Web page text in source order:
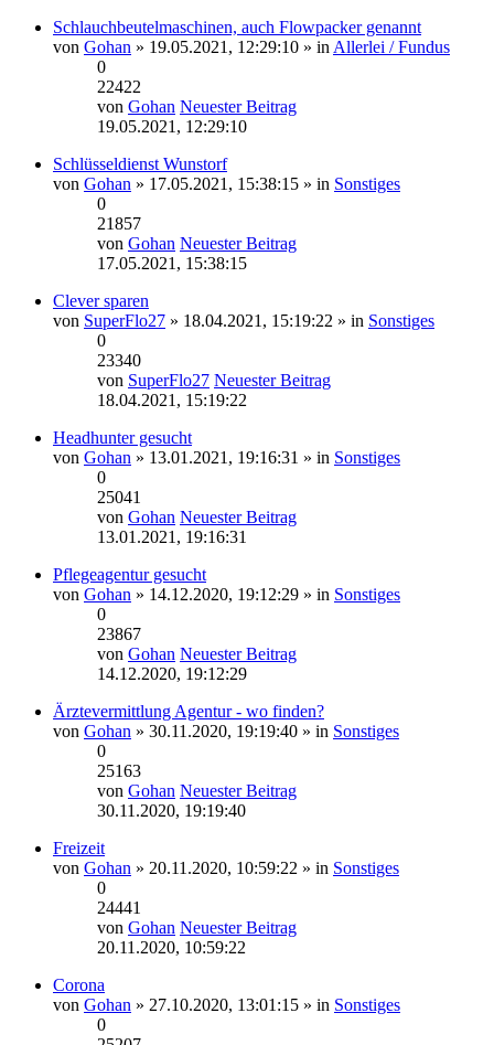
Schlauchbeutelmaschinen, auch Flowpacker genannt
von Gohan » 19.05.2021, 12:29:10 » in Allerlei / Fundus
0
22422
von Gohan Neuester Beitrag
19.05.2021, 12:29:10
Schlüsseldienst Wunstorf
von Gohan » 17.05.2021, 15:38:15 » in Sonstiges
0
21857
von Gohan Neuester Beitrag
17.05.2021, 15:38:15
Clever sparen
von SuperFlo27 » 18.04.2021, 15:19:22 » in Sonstiges
0
23340
von SuperFlo27 Neuester Beitrag
18.04.2021, 15:19:22
Headhunter gesucht
von Gohan » 13.01.2021, 19:16:31 » in Sonstiges
0
25041
von Gohan Neuester Beitrag
13.01.2021, 19:16:31
Pflegeagentur gesucht
von Gohan » 14.12.2020, 19:12:29 » in Sonstiges
0
23867
von Gohan Neuester Beitrag
14.12.2020, 19:12:29
Ärztevermittlung Agentur - wo finden?
von Gohan » 30.11.2020, 19:19:40 » in Sonstiges
0
25163
von Gohan Neuester Beitrag
30.11.2020, 19:19:40
Freizeit
von Gohan » 20.11.2020, 10:59:22 » in Sonstiges
0
24441
von Gohan Neuester Beitrag
20.11.2020, 10:59:22
Corona
von Gohan » 27.10.2020, 13:01:15 » in Sonstiges
0